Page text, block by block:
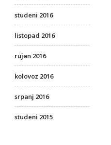
studeni 2016
listopad 2016
rujan 2016
kolovoz 2016
srpanj 2016
studeni 2015